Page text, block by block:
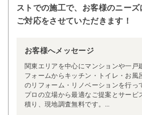
ストでの施工で、お客様のニーズ
ご対応をさせていただきます！
お客様へメッセージ
関東エリアを中心にマンションや一戸
フォームからキッチン・トイレ・お風
のリフォーム・リノベーションを行っ
プロの立場から最適なご提案とサービ
積り、現地調査無料です。